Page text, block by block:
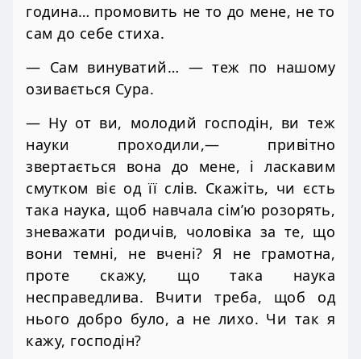
година… промовить не то до мене, не то
сам до себе стиха.
— Сам винуватий… — теж по нашому
озивається Сура.
— Ну от ви, молодий господін, ви теж
науки проходили,— привітно
звертається вона до мене, і ласкавим
смутком віє од її слів. Скажіть, чи єсть
така наука, щоб навчала сім’ю розорять,
зневажати родичів, чоловіка за те, що
вони темні, не вчені? Я не грамотна,
проте скажу, що така наука
несправедлива. Вчити треба, щоб од
нього добро було, а не лихо. Чи так я
кажу, господін?